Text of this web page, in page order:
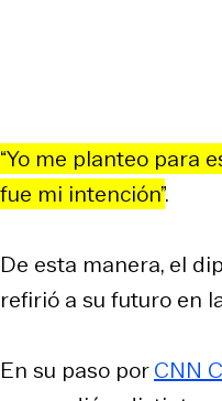
“Yo me planteo para
fue mi intención”.
De esta manera, el
refirió a su futuro en
En su paso porCNN